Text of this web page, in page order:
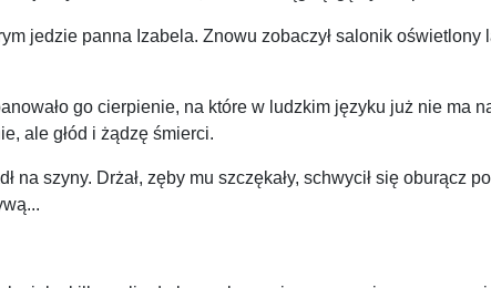
jedzie panna Izabela. Znowu zobaczył salonik oświetlony
go cierpienie, na które w ludzkim języku już nie ma
ale głód i żądzę śmierci.
szyny. Drżał, zęby mu szczękały, schwycił się oburącz